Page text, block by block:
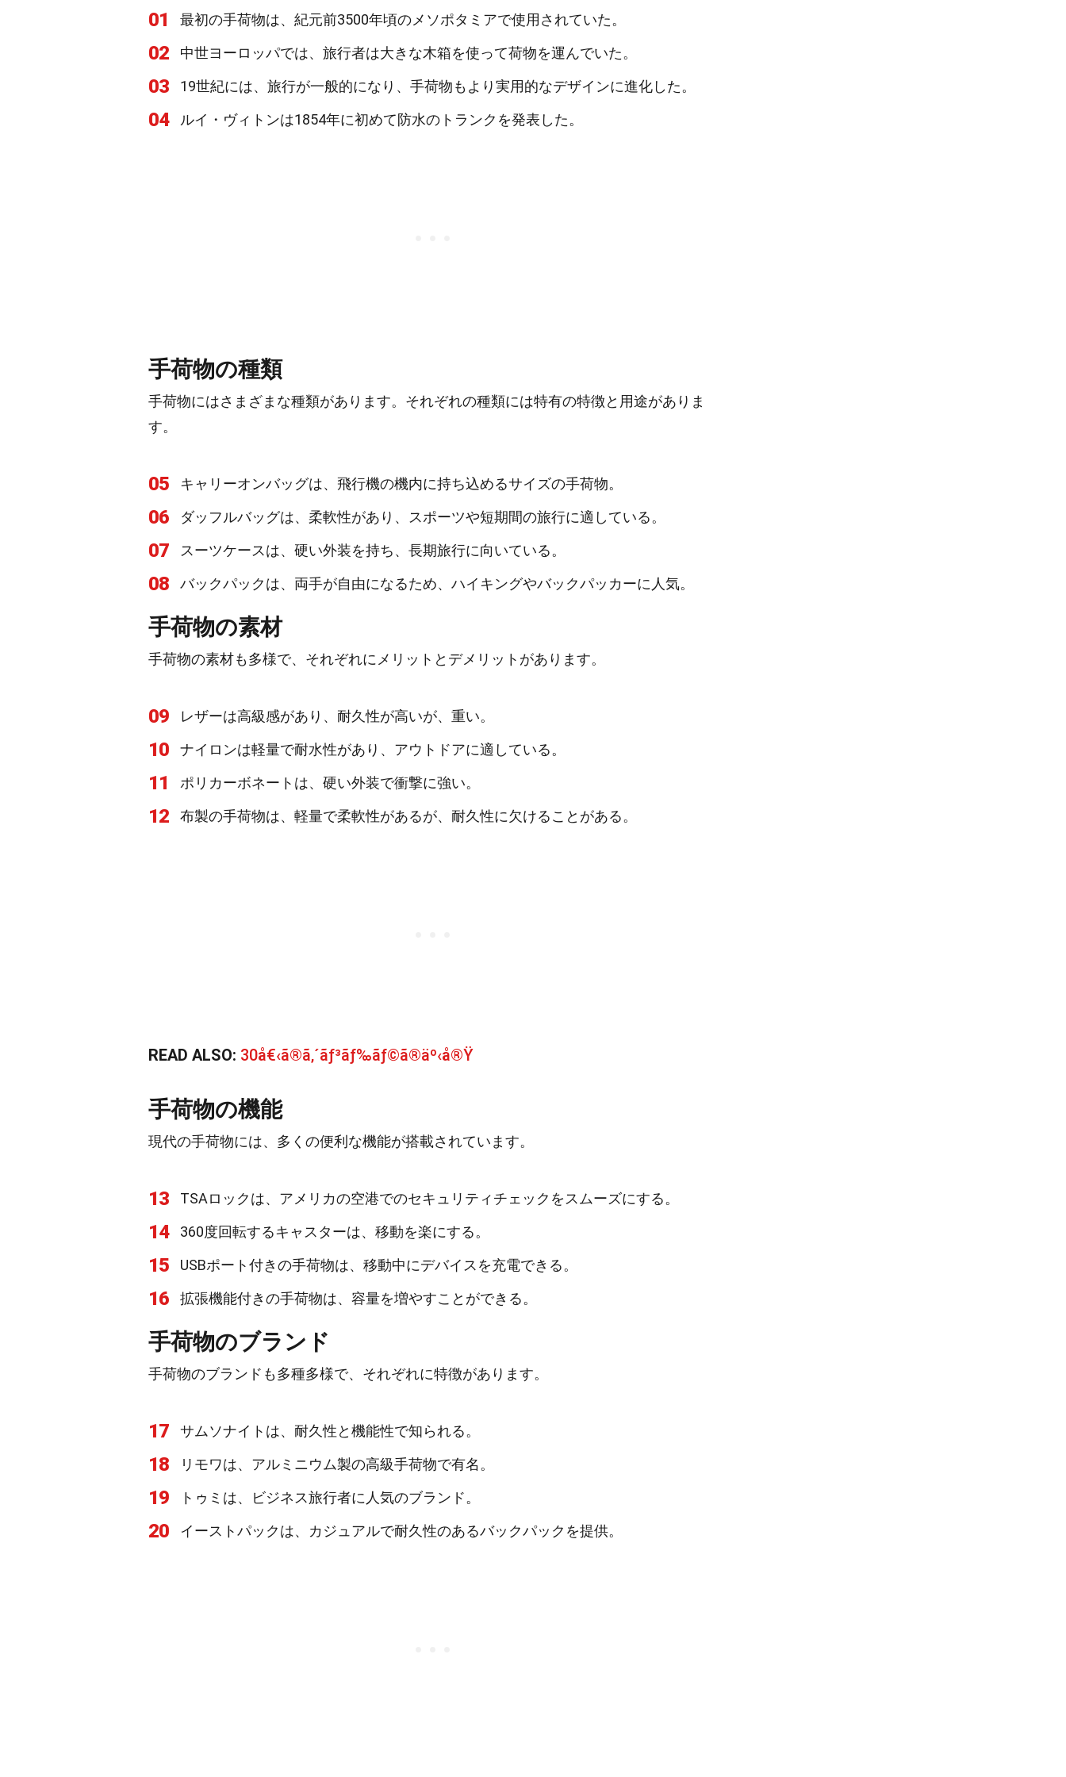
01 最初の手荷物は、紀元前3500年頃のメソポタミアで使用されていた。
02 中世ヨーロッパでは、旅行者は大きな木箱を使って荷物を運んでいた。
03 19世紀には、旅行が一般的になり、手荷物もより実用的なデザインに進化した。
04 ルイ・ヴィトンは1854年に初めて防水のトランクを発表した。
手荷物の種類
手荷物にはさまざまな種類があります。それぞれの種類には特有の特徴と用途がありま
す。
05 キャリーオンバッグは、飛行機の機内に持ち込めるサイズの手荷物。
06 ダッフルバッグは、柔軟性があり、スポーツや短期間の旅行に適している。
07 スーツケースは、硬い外装を持ち、長期旅行に向いている。
08 バックパックは、両手が自由になるため、ハイキングやバックパッカーに人気。
手荷物の素材
手荷物の素材も多様で、それぞれにメリットとデメリットがあります。
09 レザーは高級感があり、耐久性が高いが、重い。
10 ナイロンは軽量で耐水性があり、アウトドアに適している。
11 ポリカーボネートは、硬い外装で衝撃に強い。
12 布製の手荷物は、軽量で柔軟性があるが、耐久性に欠けることがある。
READ ALSO: 30å€‹ã®ã‚´ãƒ³ãƒ‰ãƒ©ã®äº‹å®Ÿ
手荷物の機能
現代の手荷物には、多くの便利な機能が搭載されています。
13 TSAロックは、アメリカの空港でのセキュリティチェックをスムーズにする。
14 360度回転するキャスターは、移動を楽にする。
15 USBポート付きの手荷物は、移動中にデバイスを充電できる。
16 拡張機能付きの手荷物は、容量を増やすことができる。
手荷物のブランド
手荷物のブランドも多種多様で、それぞれに特徴があります。
17 サムソナイトは、耐久性と機能性で知られる。
18 リモワは、アルミニウム製の高級手荷物で有名。
19 トゥミは、ビジネス旅行者に人気のブランド。
20 イーストパックは、カジュアルで耐久性のあるバックパックを提供。